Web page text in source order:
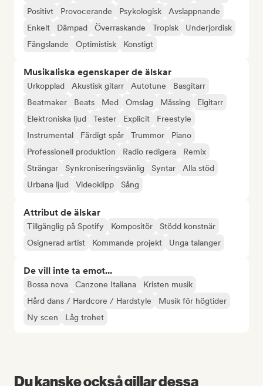
Positivt
Provocerande Psykologisk
Avslappnande
Enkelt
Dämpad Överraskande Tropisk
Underjordisk
Fängslande
Optimistisk Konstigt
Musikaliska egenskaper de älskar
Urkopplad Akustisk gitarr Autotune
Basgitarr
Beatmaker
Beats Med Omslag Mässing
Elgitarr
Elektroniska ljud
Tester Explicit
Freestyle
Instrumental
Färdigt spår Trummor
Piano
Professionell produktion
Radio redigera
Remix
Strängar
Synkroniseringsvänlig Syntar
Alla stöd
Urbana ljud
Videoklipp Sång
Attribut de älskar
Tillgänglig på Spotify Kompositör
Stödd konstnär
Osignerad artist
Kommande projekt Unga talanger
De vill inte ta emot...
Bossa nova Canzone Italiana
Kristen musik
Hård dans / Hardcore / Hardstyle
Musik för högtider
Ny scen
Låg trohet
Du kanske också gillar dessa